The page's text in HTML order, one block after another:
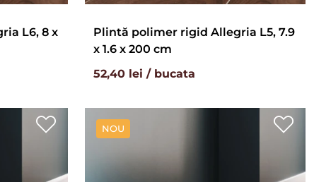
L6, 8 x
Plintă polimer rigid Allegria L5, 7.9
x 1.6 x 200 cm
52,40 lei / bucata
NOU